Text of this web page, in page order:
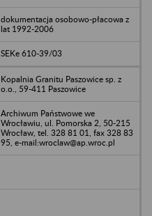
dokumentacja osobowo-płacowa z
lat 1992-2006
SEKe 610-39/03
Kopalnia Granitu Paszowice sp. z
o.o., 59-411 Paszowice
Archiwum Państwowe we
Wrocławiu, ul. Pomorska 2, 50-215
Wrocław, tel. 328 81 01, fax 328 83
95, e-mail:wroclaw@ap.wroc.pl